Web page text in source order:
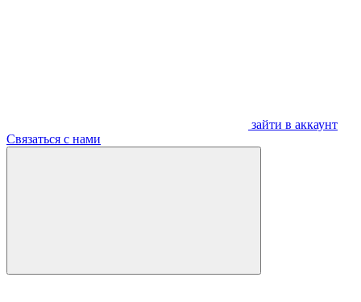
зайти в аккаунт
Связаться с нами